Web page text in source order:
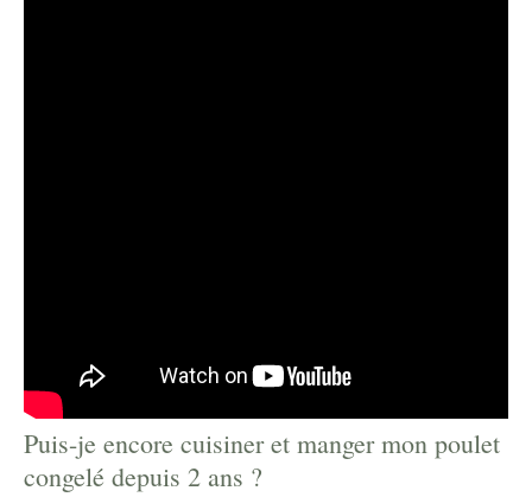
Puis-je encore cuisiner et manger mon poulet
congelé depuis 2 ans ?